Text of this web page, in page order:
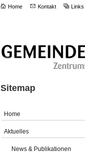
Home Kontakt Links
Sitemap
Home
Aktuelles
News & Publikationen